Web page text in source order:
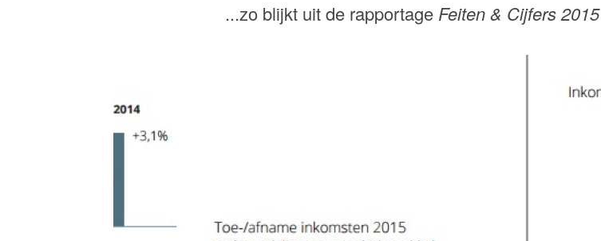
...zo blijkt uit de rapportage Feiten & Cijfers 2015